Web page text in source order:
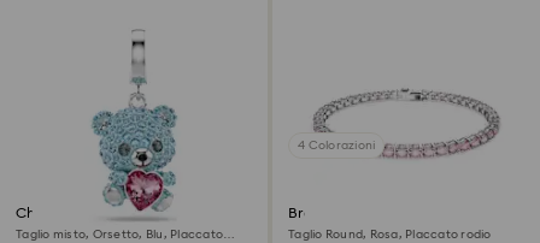
Charm Idyllia
Taglio misto, Orsetto, Blu, Placcato
4 Colorazioni
Braccialetto Matrix Tennis
Taglio Round, Rosa, Placcato rodio